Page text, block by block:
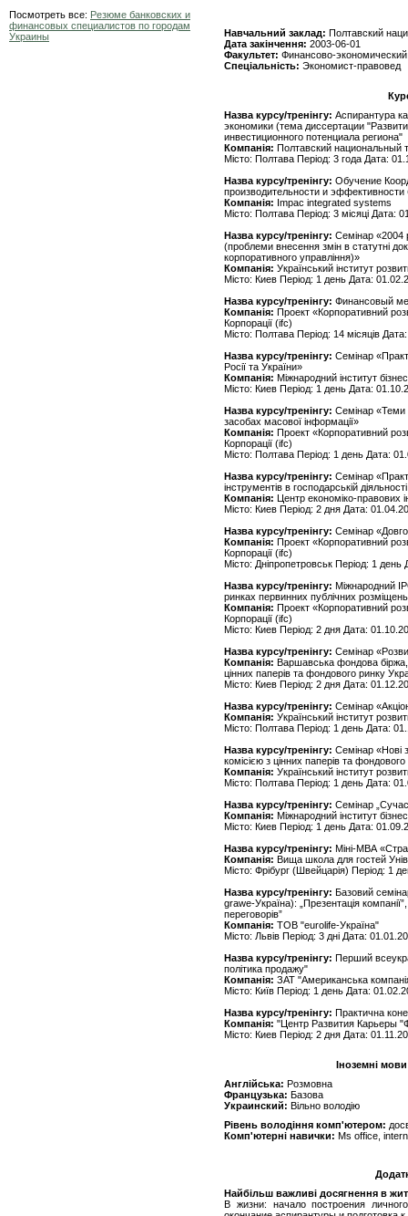
Посмотреть все: Резюме банковских и
финансовых специалистов по городам
Украины
Навчальний заклад: Полтавский
Дата закінчення: 2003-06-01
Факультет: Финансово-экономический
Спеціальність: Экономист-правовед
Назва курсу/тренінгу: Аспирантура
экономики (тема диссертации
инвестиционного потенциала региона"
Компанія: Полтавский национальный
Місто: Полтава Період: 3 года Дата:
Назва курсу/тренінгу: Обучение
производительности и эффективности
Компанія: Impac integrated systems
Місто: Полтава Період: 3 місяці Дата:
Назва курсу/тренінгу: Семінар «2004
(проблеми внесення змін в статутні
корпоративного управління)»
Компанія: Український інститут
Місто: Киев Період: 1 день Дата:
Назва курсу/тренінгу: Финансовый
Компанія: Проект «Корпоративний
Корпорації (ifc)
Місто: Полтава Період: 14 місяців
Назва курсу/тренінгу: Семінар
Росії та України»
Компанія: Міжнародний інститут
Місто: Киев Період: 1 день Дата:
Назва курсу/тренінгу: Семінар «Теми
засобах масової інформації»
Компанія: Проект «Корпоративний
Корпорації (ifc)
Місто: Полтава Період: 1 день Дата:
Назва курсу/тренінгу: Семінар
інструментів в господарській
Компанія: Центр економіко-правових
Місто: Киев Період: 2 дня Дата:
Назва курсу/тренінгу: Семінар
Компанія: Проект «Корпоративний
Корпорації (ifc)
Місто: Дніпропетровськ Період: 1 день
Назва курсу/тренінгу: Міжнародний
ринках первинних публічних
Компанія: Проект «Корпоративний
Корпорації (ifc)
Місто: Киев Період: 2 дня Дата:
Назва курсу/тренінгу: Семінар
Компанія: Варшавська фондова біржа,
цінних паперів та фондового ринку
Місто: Киев Період: 2 дня Дата:
Назва курсу/тренінгу: Семінар
Компанія: Український інститут
Місто: Полтава Період: 1 день Дата:
Назва курсу/тренінгу: Семінар «Нові
комісією з цінних паперів та
Компанія: Український інститут
Місто: Полтава Період: 1 день Дата:
Назва курсу/тренінгу: Семінар
Компанія: Міжнародний інститут
Місто: Киев Період: 1 день Дата:
Назва курсу/тренінгу: Міні-МВА
Компанія: Вища школа для гостей
Місто: Фрібург (Швейцарія) Період: 1
Назва курсу/тренінгу: Базовий
grawe-Україна): „Презентація
переговорів”
Компанія: ТОВ "eurolife-Україна"
Місто: Львів Період: 3 дні Дата:
Назва курсу/тренінгу: Перший
політика продажу"
Компанія: ЗАТ "Американська
Місто: Київ Період: 1 день Дата:
Назва курсу/тренінгу: Практична
Компанія: "Центр Развития Карьеры
Місто: Киев Період: 2 дня Дата:
Іноземні
Англійська: Розмовна
Французька: Базова
Украинский: Вільно володію
Рівень володіння комп'ютером:
Комп'ютерні навички: Ms office,
Найбільш важливі досягнення в
В жизни: начало построения